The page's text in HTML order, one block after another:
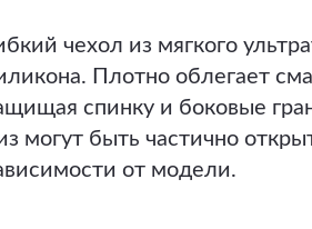
чехол из мягкого
Плотно облегает
спинку и боковые
могут быть частично
от модели.